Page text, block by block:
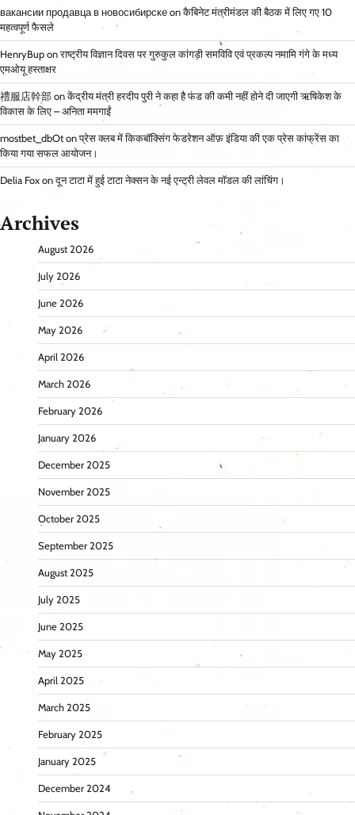
вакансии продавца в новосибирске onकैबिनेट मंत्रीमंडल की बैठक में लिए गए 10
महत्वपूर्ण फैसले
HenryBup onराष्ट्रीय विज्ञान दिवस पर गुरुकुल कांगड़ी समविवि एवं प्रकल्प नमामि गंगे के मध्य
एमओयू हस्ताक्षर
禮服店幹部 onकेंद्रीय मंत्री हरदीप पुरी ने कहा है फंड की कमी नहीं होने दी जाएगी ऋषिकेश के
विकास के लिए – अनिता ममगाईं
mostbet_dbOt onप्रेस क्लब में किकबॉक्सिंग फेडरेशन ऑफ़ इंडिया की एक प्रेस कांफ्रेंस का
किया गया सफल आयोजन।
Delia Fox onदून टाटा में हुई टाटा नेक्सन के नई एन्ट्री लेवल मॉडल की लांचिंग।
Archives
August 2026
July 2026
June 2026
May 2026
April 2026
March 2026
February 2026
January 2026
December 2025
November 2025
October 2025
September 2025
August 2025
July 2025
June 2025
May 2025
April 2025
March 2025
February 2025
January 2025
December 2024